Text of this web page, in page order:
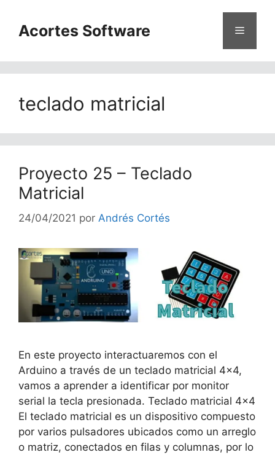
contenido
Acortes Software Menú
teclado matricial
Proyecto 25 – Teclado
Matricial
24/04/2021 por Andrés Cortés
En este proyecto interactuaremos con el
Arduino a través de un teclado matricial 4×4,
vamos a aprender a identificar por monitor
serial la tecla presionada. Teclado matricial 4×4
El teclado matricial es un dispositivo compuesto
por varios pulsadores ubicados como un arreglo
o matriz, conectados en filas y columnas, por lo